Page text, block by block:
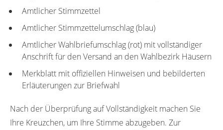
Amtlicher Stimmzettel
Amtlicher Stimmzettelumschlag (blau)
Amtlicher Wahlbriefumschlag (rot) mit vollständiger
Anschrift für den Versand an den Wahlbezirk Häusern
Merkblatt mit offiziellen Hinweisen und bebilderten
Erläuterungen zur Briefwahl
Nach der Überprüfung auf Vollständigkeit machen Sie
Ihre Kreuzchen, um Ihre Stimme abzugeben. Zur